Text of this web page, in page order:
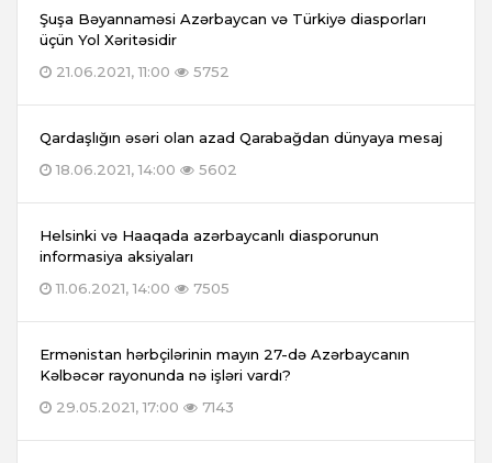
Şuşa Bəyannaməsi Azərbaycan və Türkiyə diasporları
üçün Yol Xəritəsidir
21.06.2021, 11:00
5752
Qardaşlığın əsəri olan azad Qarabağdan dünyaya mesaj
18.06.2021, 14:00
5602
Helsinki və Haaqada azərbaycanlı diasporunun
informasiya aksiyaları
11.06.2021, 14:00
7505
Ermənistan hərbçilərinin mayın 27-də Azərbaycanın
Kəlbəcər rayonunda nə işləri vardı?
29.05.2021, 17:00
7143